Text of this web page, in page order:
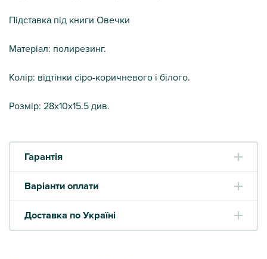
Підставка під книги Овечки
Матеріал: полирезинг.
Колір: відтінки сіро-коричневого і білого.
Розмір: 28х10х15.5 див.
Гарантія
Варіанти оплати
Доставка по Україні